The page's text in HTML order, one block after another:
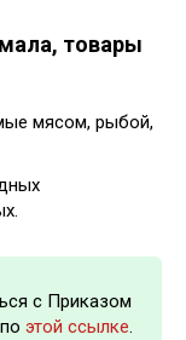
товары
мясом, рыбой,
с Приказом
этой ссылке.